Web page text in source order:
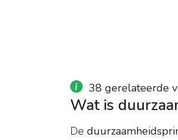
38 gerelateerde
Wat is
De